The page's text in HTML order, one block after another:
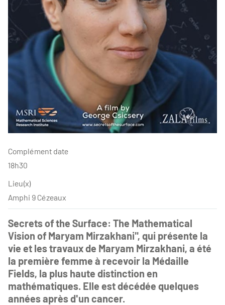
Complément date
18h30
Lieu(x)
Amphi 9 Cézeaux
Secrets of the Surface: The Mathematical
Vision of Maryam Mirzakhani", qui présente la
vie et les travaux de Maryam Mirzakhani, a été
la première femme à recevoir la Médaille
Fields, la plus haute distinction en
mathématiques. Elle est décédée quelques
années après d'un cancer.